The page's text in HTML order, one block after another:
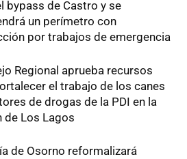
bypass de Castro y se
un perímetro con
por trabajos de emergencia
Regional aprueba recursos
el trabajo de los canes
de drogas de la PDI en la
de Los Lagos
de Osorno reformalizará